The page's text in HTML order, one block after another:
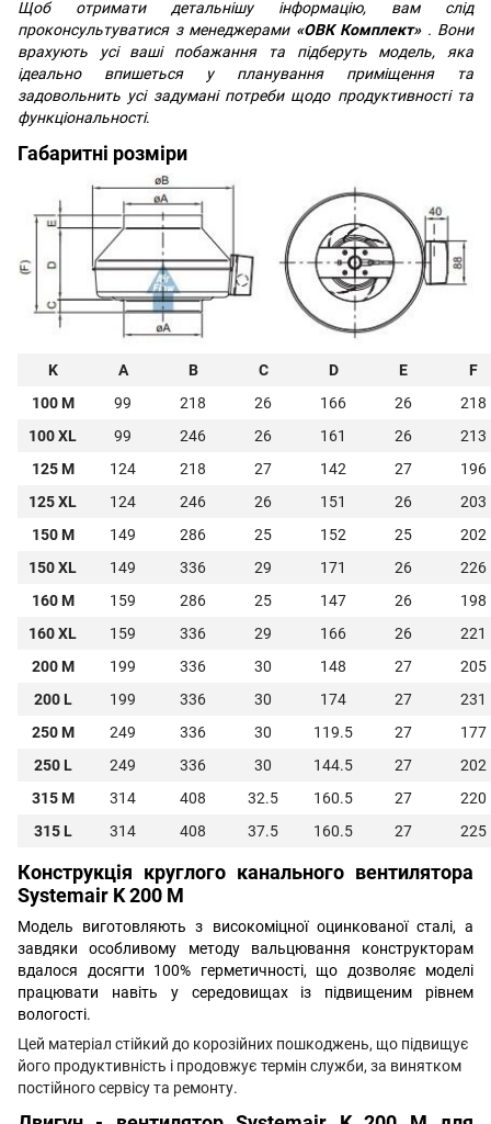
Щоб отримати детальнішу інформацію, вам слід
проконсультуватися з менеджерами «ОВК Комплект». Вони
врахують усі ваші побажання та підберуть модель, яка
ідеально впишеться у планування приміщення та
задовольнить усі задумані потреби щодо продуктивності та
функціональності.
Габаритні розміри
K A B C D E
F
100 M
99 218 26 166 26
218
100 XL
99 246 26 161 26
213
125 M
124 218 27 142 27
196
125 XL
124 246 26 151 26
203
150 M
149 286 25 152 25
202
150 XL
149 336 29 171 26
226
160 M
159 286 25 147 26
198
160 XL
159 336 29 166 26
221
200 M
199 336 30 148 27
205
200 L
199 336 30 174 27
231
250 M
249 336 30 119.5 27
177
250 L
249 336 30 144.5 27
202
315 M
314 408 32.5 160.5 27
220
315 L
314 408 37.5 160.5 27 225
Конструкція круглого канального вентилятора
Systemair K 200 М
Модель виготовляють з високоміцної оцинкованої сталі, а
завдяки особливому методу вальцювання конструкторам
вдалося досягти 100% герметичності, що дозволяє моделі
працювати навіть у середовищах із підвищеним рівнем
вологості.
Цей матеріал стійкий до корозійних пошкоджень, що підвищує
його продуктивність і продовжує термін служби, за винятком
постійного сервісу та ремонту.